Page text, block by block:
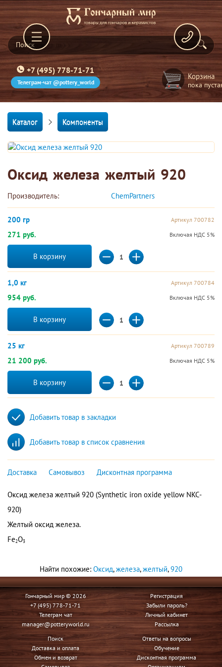
+7 (495) 778-71-71
Телеграм-чат @pottery_world
Корзина
пока
Каталог Компоненты
Оксид железа желтый 920
Производитель: ChemPartners
200 гр Артикул 700782
271 руб. Включая НДС 5%
В корзину
1,0 кг Артикул 700784
954 руб. Включая НДС 5%
В корзину
25 кг Артикул 700789
21 200 руб. Включая НДС 5%
В корзину
Добавить товар в закладки
Добавить товар в список сравнения
Доставка Самовывоз Дисконтная программа
Оксид железа желтый 920 (Synthetic iron oxide yellow NKC-
920)
Желтый оксид железа.
Fe2O3
Найти похожие: Оксид,железа,желтый,920
Гончарный мир © 2026
+7 (495) 778-71-71
Телеграм чат
manager@potteryworld.ru
Регистрация
Забыли пароль?
Личный кабинет
Рассылка
Поиск
Доставка и оплата
Обмен и возврат
Ответы на вопросы
Обучение
Дисконтная программа